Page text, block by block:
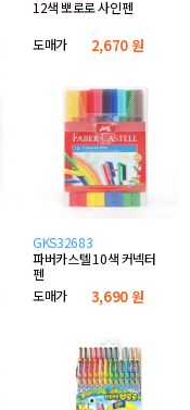
12색 뽀로로 사인펜
도매가
2,670 원
GKS32683
파버카스텔 10색 커넥터
펜
도매가
3,690 원